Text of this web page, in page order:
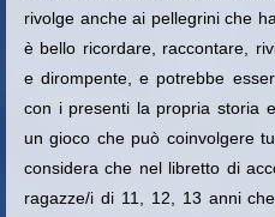
rivolge anche ai pellegrini che
è bello ricordare, raccontare,
e dirompente, e potrebbe
con i presenti la propria storia
un gioco che può coinvolgere
considera che nel libretto di
ragazze/i di 11, 12, 13 anni